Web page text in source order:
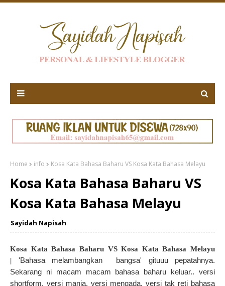
Home info Kosa Kata Bahasa Baharu VS Kosa Kata Bahasa Melayu
Kosa Kata Bahasa Baharu VS
Kosa Kata Bahasa Melayu
Sayidah Napisah
Kosa Kata Bahasa Baharu VS Kosa Kata Bahasa Melayu
| 'Bahasa melambangkan bangsa' gituuu pepatahnya.
Sekarang ni macam macam bahasa baharu keluar.. versi
shortform, versi manja, versi mengada, versi tak reti bahasa